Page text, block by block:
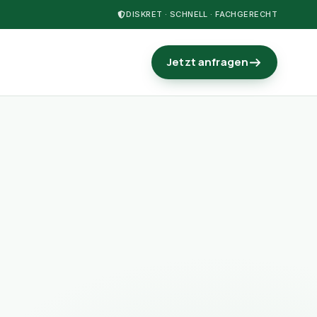
DISKRET · SCHNELL · FACHGERECHT
Jetzt anfragen